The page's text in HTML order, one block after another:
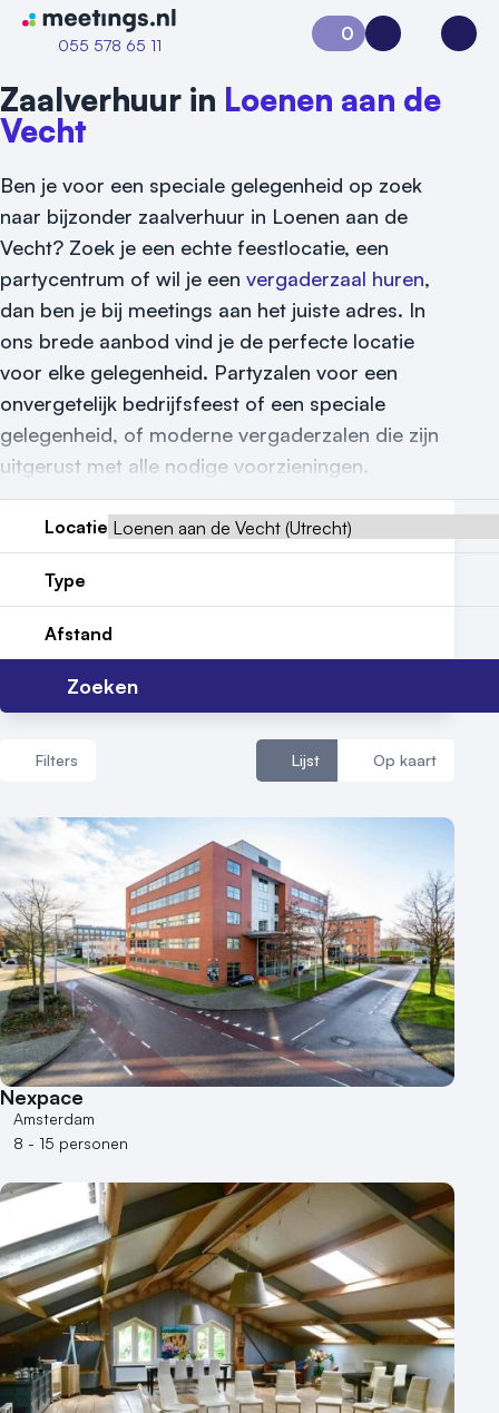
Naar home van Meetings
055 578 65 11
Vraag locatie aan
Locatiegids
Meld locatie aan
Nieuws
Reviews (5⭐️)
Contact
0
Aanvraag 0Inloggen
Zaalverhuur in Loenen aan de
Vecht
Ben je voor een speciale gelegenheid op zoek
naar bijzonder zaalverhuur in Loenen aan de
Vecht? Zoek je een echte feestlocatie, een
partycentrum of wil je een vergaderzaal huren,
dan ben je bij meetings aan het juiste adres. In
ons brede aanbod vind je de perfecte locatie
voor elke gelegenheid. Partyzalen voor een
onvergetelijk bedrijfsfeest of een speciale
gelegenheid, of moderne vergaderzalen die zijn
uitgerust met alle nodige voorzieningen.
Locatie
Type
Afstand
Zoeken
Filters Lijst Op kaart
Aantal zalen
1 - 5 zalen
6 - 10 zalen
10 of meer zalen
Aantal personen
1 - 50 personen
50 - 100 personen
100 - 250 personen
250 - 500 personen
500+ personen
Bijzondere locaties
Buitenlocatie
Duurzame locatie
Groene locatie
Heisessie
Hotel
Hybride events
Industriële locatie
Nexpace
Amsterdam
8 - 15 personen